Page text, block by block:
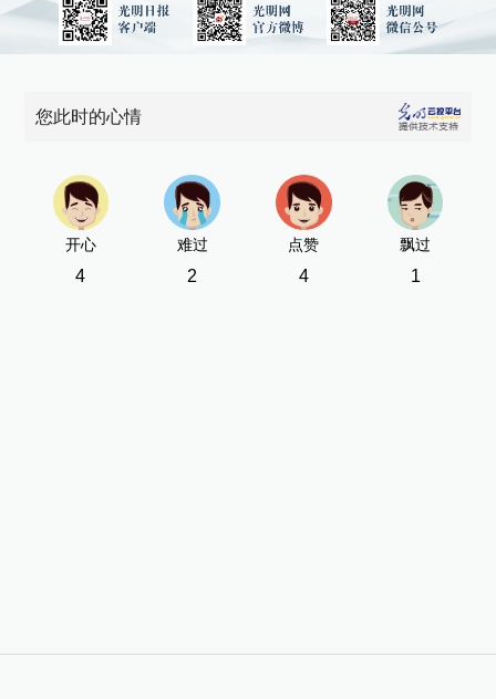
您此时的心情
开心
4
难过
2
点赞
4
飘过
1